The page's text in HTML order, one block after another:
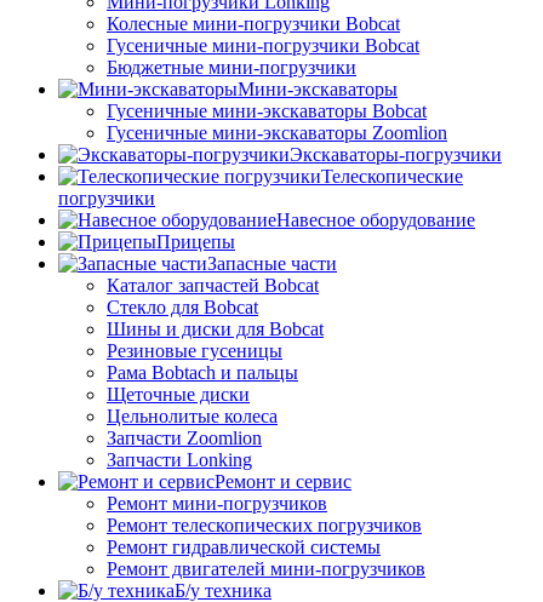
Колесные мини-погрузчики Bobcat
Гусеничные мини-погрузчики Bobcat
Бюджетные мини-погрузчики
Мини-экскаваторы
Гусеничные мини-экскаваторы Bobcat
Гусеничные мини-экскаваторы Zoomlion
Экскаваторы-погрузчики
Телескопические
погрузчики
Навесное оборудование
Прицепы
Запасные части
Каталог запчастей Bobcat
Стекло для Bobcat
Шины и диски для Bobcat
Резиновые гусеницы
Рама Bobtach и пальцы
Щеточные диски
Цельнолитые колеса
Запчасти Zoomlion
Запчасти Lonking
Ремонт и сервис
Ремонт мини-погрузчиков
Ремонт телескопических погрузчиков
Ремонт гидравлической системы
Ремонт двигателей мини-погрузчиков
Б/у техника